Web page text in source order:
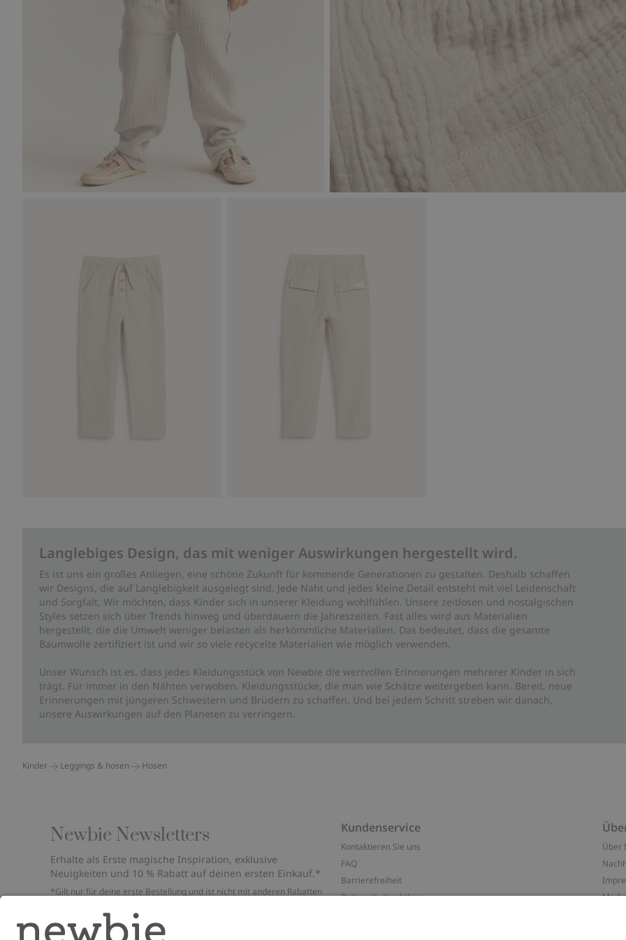
Langlebiges Design, das mit weniger Auswirkungen hergestellt wird.
Es ist uns ein großes Anliegen, eine schöne Zukunft für kommende Generationen zu gestalten. Deshalb schaffen
wir Designs, die auf Langlebigkeit ausgelegt sind. Jede Naht und jedes kleine Detail entsteht mit viel Leidenschaft
und Sorgfalt. Wir möchten, dass Kinder sich in unserer Kleidung wohlfühlen. Unsere zeitlosen und nostalgischen
Styles setzen sich über Trends hinweg und überdauern die Jahreszeiten. Fast alles wird aus Materialien
hergestellt, die die Umwelt weniger belasten als herkömmliche Materialien. Das bedeutet, dass die gesamte
Baumwolle zertifiziert ist und wir so viele recycelte Materialien wie möglich verwenden.
Unser Wunsch ist es, dass jedes Kleidungsstück von Newbie die wertvollen Erinnerungen mehrerer Kinder in sich
trägt. Für immer in den Nähten verwoben. Kleidungsstücke, die man wie Schätze weitergeben kann. Bereit, neue
Erinnerungen mit jüngeren Schwestern und Brüdern zu schaffen. Und bei jedem Schritt streben wir danach,
unsere Auswirkungen auf den Planeten zu verringern.
Kinder Leggings & hosen Hosen
Newbie Newsletters
Erhalte als Erste magische Inspiration, exklusive
Neuigkeiten und 10 % Rabatt auf deinen ersten Einkauf.*
*Gilt nur für deine erste Bestellung und ist nicht mit anderen Rabatten
überprüfe deinen Spam-Ordner. Lies unsere
FAQ & Cookie-Richtlinie
Kundenservice
Kontaktieren Sie uns
FAQ
Barrierefreiheit
Datenschutzrichtlinie
Über